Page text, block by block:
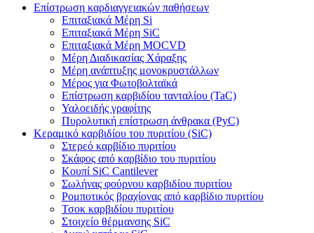
Επίστρωση καρδιαγγειακών παθήσεων
Επιταξιακά Μέρη Si
Επιταξιακά Μέρη SiC
Επιταξιακά Μέρη MOCVD
Μέρη Διαδικασίας Χάραξης
Μέρη ανάπτυξης μονοκρυστάλλων
Μέρος για Φωτοβολταϊκά
Επίστρωση καρβιδίου τανταλίου (TaC)
Υαλοειδής γραφίτης
Πυρολυτική επίστρωση άνθρακα (PyC)
Κεραμικό καρβιδίου του πυριτίου (SiC)
Στερεό καρβίδιο πυριτίου
Σκάφος από καρβίδιο του πυριτίου
Κουπί SiC Cantilever
Σωλήνας φούρνου καρβιδίου πυριτίου
Ρομποτικός βραχίονας από καρβίδιο πυριτίου
Τσοκ καρβιδίου πυριτίου
Στοιχείο θέρμανσης SiC